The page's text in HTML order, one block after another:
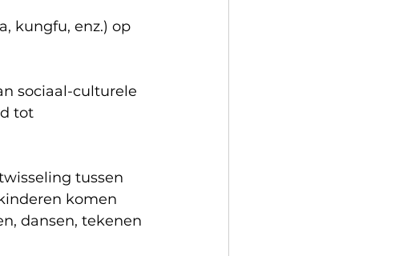
kungfu, enz.) op
sociaal-culturele
tot
tussen
komen
dansen, tekenen